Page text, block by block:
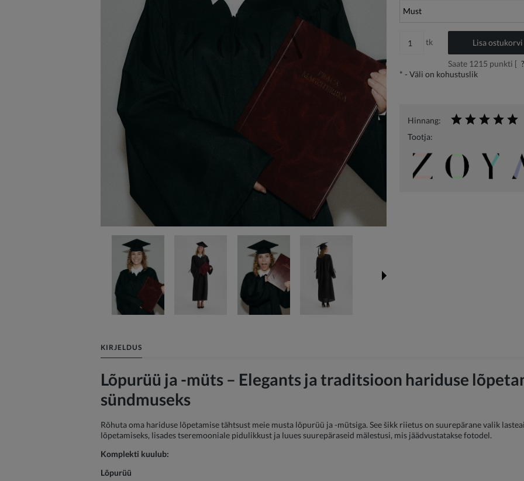
tk Lisa ostukorvi
Saate 1215 punkti [ ?
* - Väli on kohustuslik
Hinnang:
Tootja:
KIRJELDUS
Lõpurüü ja -müts – Elegants ja traditsioon hariduse
sündmuseks
Rõhuta oma hariduse lõpetamise tähtsust meie musta lõpurüü ja -mütsiga. See šikk riietus on suurepärane valik
lõpetamiseks, lisades tseremooniale pidulikkust ja luues suurepäraseid mälestusi, mis jäädvustatakse fotodel.
Komplekti kuulub:
Lõpurüü